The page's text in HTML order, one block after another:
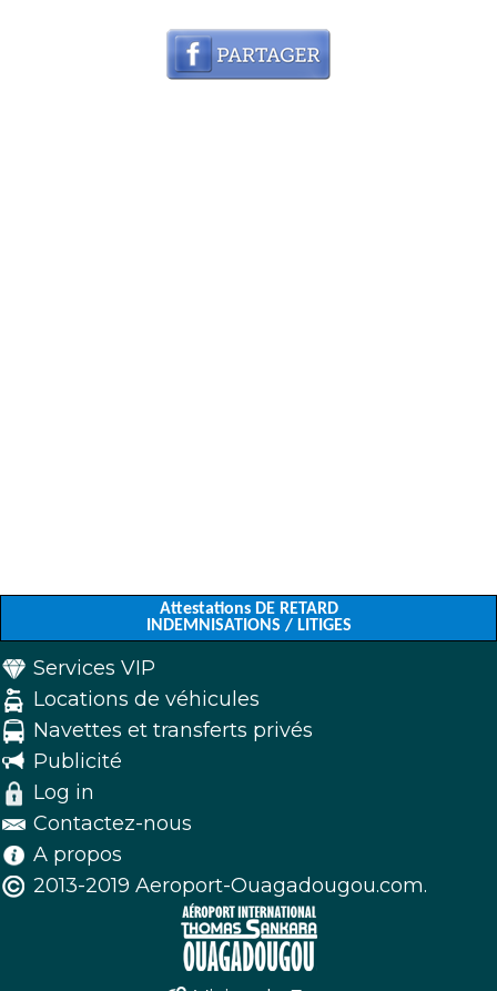
Attestations DE RETARD
INDEMNISATIONS / LITIGES
Services VIP
Locations de véhicules
Navettes et transferts privés
Publicité
Log in
Contactez-nous
A propos
2013-2019 Aeroport-Ouagadougou.com.